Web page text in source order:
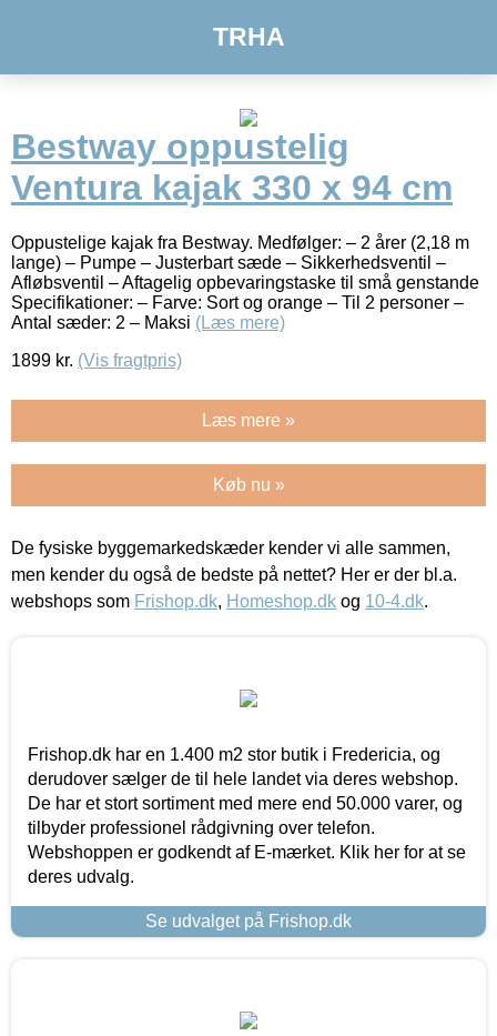
TRHA
Bestway oppustelig
Ventura kajak 330 x 94 cm
Oppustelige kajak fra Bestway. Medfølger: – 2 årer (2,18 m
lange) – Pumpe – Justerbart sæde – Sikkerhedsventil –
Afløbsventil – Aftagelig opbevaringstaske til små genstande
Specifikationer: – Farve: Sort og orange – Til 2 personer –
Antal sæder: 2 – Maksi (Læs mere)
1899 kr. (Vis fragtpris)
Læs mere »
Køb nu »
De fysiske byggemarkedskæder kender vi alle sammen,
men kender du også de bedste på nettet? Her er der bl.a.
webshops som Frishop.dk, Homeshop.dk og 10-4.dk.
Frishop.dk har en 1.400 m2 stor butik i Fredericia, og
derudover sælger de til hele landet via deres webshop.
De har et stort sortiment med mere end 50.000 varer, og
tilbyder professionel rådgivning over telefon.
Webshoppen er godkendt af E-mærket. Klik her for at se
deres udvalg.
Se udvalget på Frishop.dk